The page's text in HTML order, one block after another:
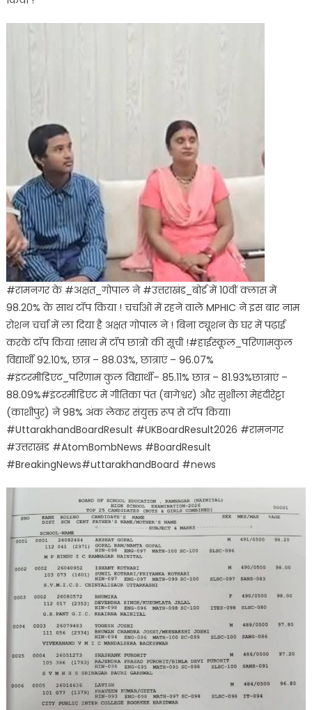
#रामनगर के #अक्षत_गोपाल ने #उत्तराखंड_बोर्ड में 10वीं क्लास में
98.20% के साथ टॉप किया ! चर्चाओं में रहने वाले MPHIC ने इस बार नाम
रोशन चर्चा में ला दिया है अक्षत गोपाल ने ! बिना ट्यूशन के घर में पढ़ाई
करके टॉप किया !साथ में टॉप छात्रों की सूची !#हाईस्कूल_परिणामकुल
विद्यार्थी 92.10%, छात्र – 88.03%, छात्राएं – 96.07%
#इंटरमीडिएट_परिणाम कुल विद्यार्थी– 85.11% छात्र – 81.93%छात्राएं –
88.09%#इंटरमीडिएट में गीतिका पंत (बागेश्वर) और सुशीला मेहंदीरेट्टा
(काशीपुर) ने 98% अंक लेकर संयुक्त रूप से टॉप किया।
#UttarakhandBoardResult #UKBoardResult2026 #रामनगर
#उत्तराखंड #AtomBombNews #BoardResult
#BreakingNews#uttarakhandBoard #news